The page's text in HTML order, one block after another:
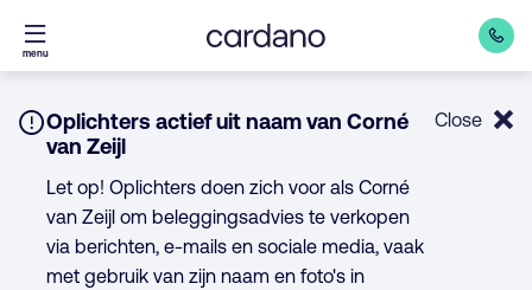
Direct
naar
menu
Notice:
Oplichters actief uit naam van Corné
van Zeijl
Let op! Oplichters doen zich voor als Corné
van Zeijl om beleggingsadvies te verkopen
via berichten, e-mails en sociale media, vaak
met gebruik van zijn naam en foto's in
Close